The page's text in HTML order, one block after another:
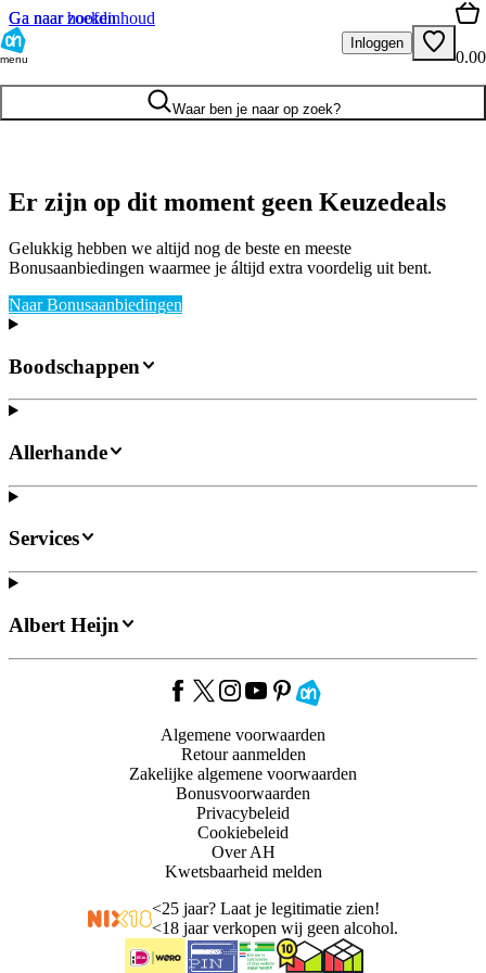
Ga naar hoofdinhoud
Ga naar zoeken
menu
Inloggen
0.00
Waar ben je naar op zoek?
Er zijn op dit moment geen Keuzedeals
Gelukkig hebben we altijd nog de beste en meeste
Bonusaanbiedingen waarmee je áltijd extra voordelig uit bent.
Naar Bonusaanbiedingen
Boodschappen
Allerhande
Services
Albert Heijn
Algemene voorwaarden
Retour aanmelden
Zakelijke algemene voorwaarden
Bonusvoorwaarden
Privacybeleid
Cookiebeleid
Over AH
Kwetsbaarheid melden
<25 jaar? Laat je legitimatie zien!
<18 jaar verkopen wij geen alcohol.